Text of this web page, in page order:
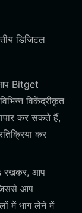
डिजिटल
Bitget
विकेंद्रीकृत
कर सकते हैं,
कर
रखकर, आप
आप
में भाग लेने में